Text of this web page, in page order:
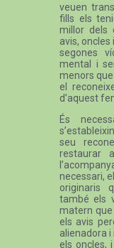
veuen
fills els
millor dels
avis,
segones
mental i
menors
el
d’aquest
És
seu
restaurar
necessari,
originaris
també els
matern que
els avis
alienadora i
els oncles,